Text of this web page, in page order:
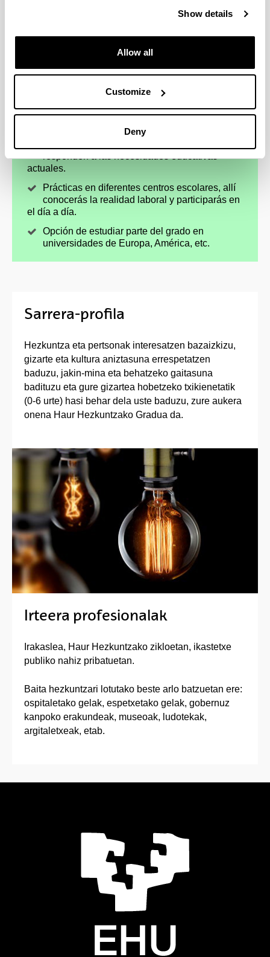
Show details
Allow all
Customize
Deny
4 razones para elegir este grado
tecnología, educación física, expresión plástica
responden a las necesidades educativas
actuales.
Prácticas en diferentes centros escolares, allí
conocerás la realidad laboral y participarás en
el día a día.
Opción de estudiar parte del grado en
universidades de Europa, América, etc.
Sarrera-profila
Hezkuntza eta pertsonak interesatzen bazaizkizu,
gizarte eta kultura aniztasuna errespetatzen
baduzu, jakin-mina eta behatzeko gaitasuna
badituzu eta gure gizartea hobetzeko txikienetatik
(0-6 urte) hasi behar dela uste baduzu, zure aukera
onena Haur Hezkuntzako Gradua da.
Irteera profesionalak
Irakaslea, Haur Hezkuntzako zikloetan, ikastetxe
publiko nahiz pribatuetan.
Baita hezkuntzari lotutako beste arlo batzuetan ere:
ospitaletako gelak, espetxetako gelak, gobernuz
kanpoko erakundeak, museoak, ludotekak,
argitaletxeak, etab.